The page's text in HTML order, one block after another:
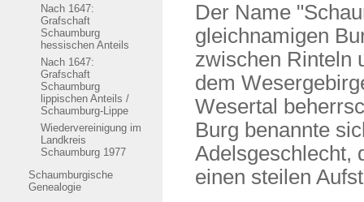
Nach 1647:
Grafschaft
Schaumburg
hessischen Anteils
Nach 1647:
Grafschaft
Schaumburg
lippischen Anteils /
Schaumburg-Lippe
Wiedervereinigung im
Landkreis
Schaumburg 1977
Schaumburgische
Genealogie
Der Name
gleichnamigen
zwischen Rinteln
dem
Wesertal
Burg benannte
Adelsgeschlecht,
einen steilen